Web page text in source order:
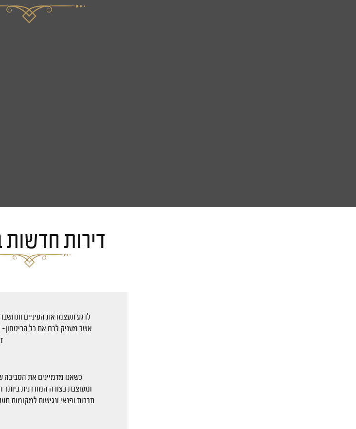
דירות
לרגע תעצמו את העיניים
אשר מעניק לכם את כל
כשאנו מדמיינים את הסביבה
ומעוצבת בצורה המודרנית
תרבות ופנאי ונגישות למקומות